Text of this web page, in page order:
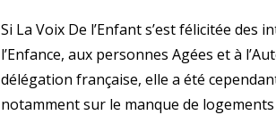
Si La Voix De l’Enfant s’est félicitée des
l’Enfance, aux personnes Agées et à
délégation française, elle a été
notamment sur le manque de